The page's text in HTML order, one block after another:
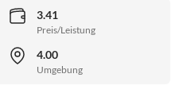
3.41
Preis/Leistung
4.00
Umgebung